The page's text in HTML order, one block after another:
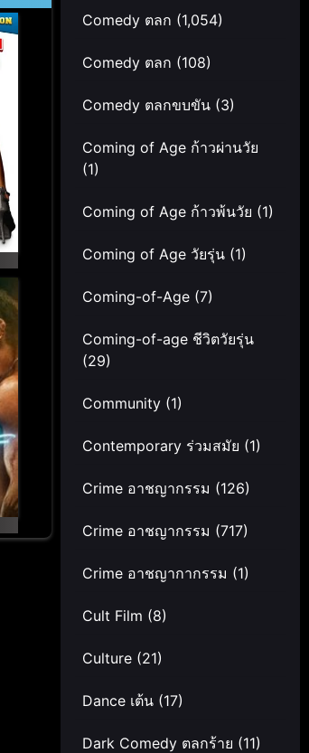
Comedy ตลก (1,054)
Comedy ตลก (108)
Comedy ตลกขบขัน (3)
Coming of Age ก้าวผ่านวัย
(1)
Coming of Age ก้าวพ้นวัย (1)
Coming of Age วัยรุ่น (1)
Coming-of-Age (7)
Coming-of-age ชีวิตวัยรุ่น
(29)
Community (1)
Contemporary ร่วมสมัย (1)
Crime อาชญากรรม (126)
Crime อาชญากรรม (717)
Crime อาชญากากรรม (1)
Cult Film (8)
Culture (21)
Dance เต้น (17)
Dark Comedy ตลกร้าย (11)